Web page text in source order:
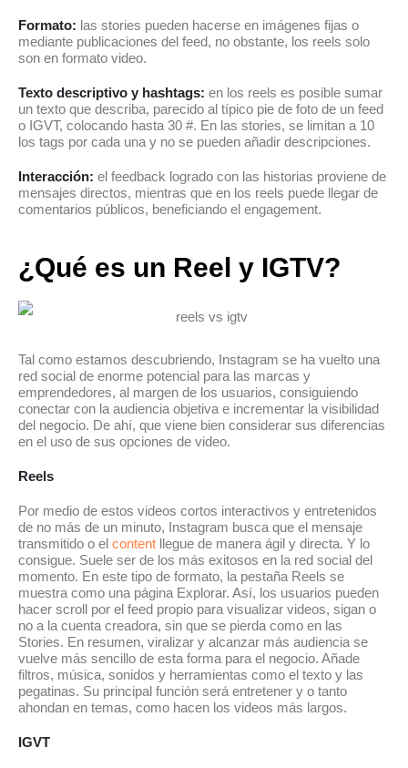
Formato: las stories pueden hacerse en imágenes fijas o
mediante publicaciones del feed, no obstante, los reels solo
son en formato video.
Texto descriptivo y hashtags: en los reels es posible sumar
un texto que describa, parecido al típico pie de foto de un feed
o IGVT, colocando hasta 30 #. En las stories, se limitan a 10
los tags por cada una y no se pueden añadir descripciones.
Interacción: el feedback logrado con las historias proviene de
mensajes directos, mientras que en los reels puede llegar de
comentarios públicos, beneficiando el engagement.
¿Qué es un Reel y IGTV?
Tal como estamos descubriendo, Instagram se ha vuelto una
red social de enorme potencial para las marcas y
emprendedores, al margen de los usuarios, consiguiendo
conectar con la audiencia objetiva e incrementar la visibilidad
del negocio. De ahí, que viene bien considerar sus diferencias
en el uso de sus opciones de video.
Reels
Por medio de estos videos cortos interactivos y entretenidos
de no más de un minuto, Instagram busca que el mensaje
transmitido o el content llegue de manera ágil y directa. Y lo
consigue. Suele ser de los más exitosos en la red social del
momento. En este tipo de formato, la pestaña Reels se
muestra como una página Explorar. Así, los usuarios pueden
hacer scroll por el feed propio para visualizar videos, sigan o
no a la cuenta creadora, sin que se pierda como en las
Stories. En resumen, viralizar y alcanzar más audiencia se
vuelve más sencillo de esta forma para el negocio. Añade
filtros, música, sonidos y herramientas como el texto y las
pegatinas. Su principal función será entretener y o tanto
ahondan en temas, como hacen los videos más largos.
IGVT